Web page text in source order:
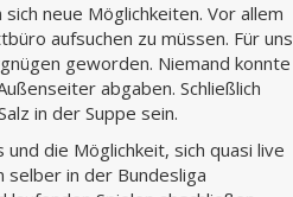
neue Möglichkeiten. Vor allem
aufsuchen zu müssen. Für uns
geworden. Niemand konnte
abgaben. Schließlich
in der Suppe sein.
die Möglichkeit, sich quasi live
selber in der Bundesliga